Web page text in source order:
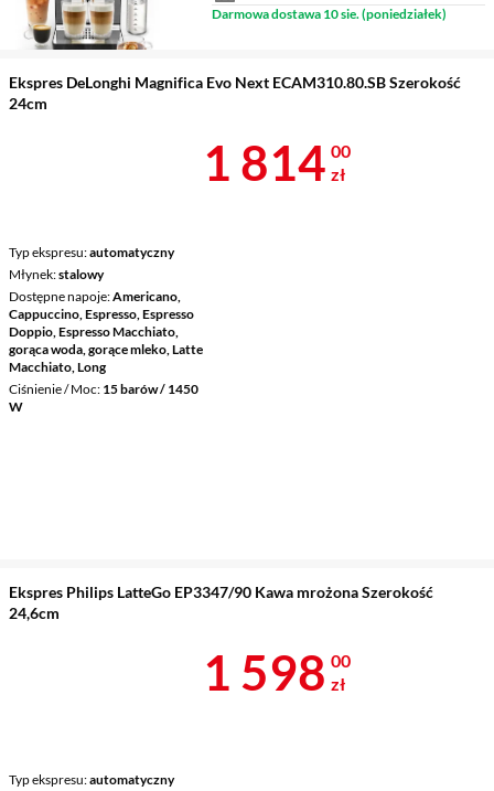
Darmowa dostawa 10 sie. (poniedziałek)
Ekspres DeLonghi Magnifica Evo Next ECAM310.80.SB Szerokość
24cm
Typ ekspresu automatyczny
Młynek stalowy
Dostępne napoje Americano,
Cappuccino, Espresso, Espresso
Doppio, Espresso Macchiato,
gorąca woda, gorące mleko, Latte
Macchiato, Long
Ciśnienie / Moc 15 barów / 1450
W
Cena 1 814 zł
1 814 00
zł
Ekspres Philips LatteGo EP3347/90 Kawa mrożona Szerokość
24,6cm
Typ ekspresu automatyczny
Cena 1 598 zł
1 598 00
zł